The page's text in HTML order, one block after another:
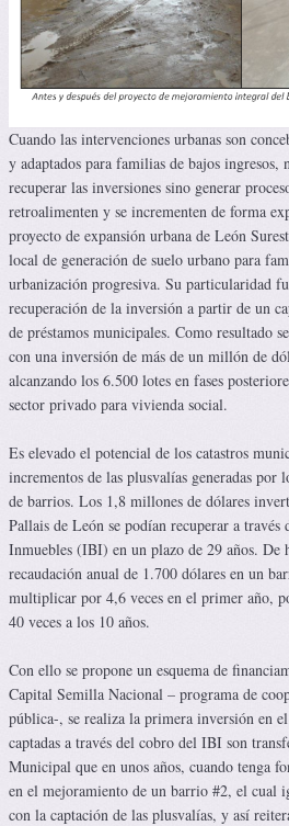
Cuando las intervenciones urbanas son
y adaptados para familias de bajos ingresos,
recuperar las inversiones sino generar
retroalimenten y se incrementen de forma
proyecto de expansión urbana de León
local de generación de suelo urbano para
urbanización progresiva. Su particularidad
recuperación de la inversión a partir de un
de préstamos municipales. Como resultado
con una inversión de más de un millón de
alcanzando los 6.500 lotes en fases
sector privado para vivienda social.
Es elevado el potencial de los catastros
incrementos de las plusvalías generadas por
de barrios. Los 1,8 millones de dólares
Pallais de León se podían recuperar a través
Inmuebles (IBI) en un plazo de 29 años. De
recaudación anual de 1.700 dólares en un
multiplicar por 4,6 veces en el primer año,
40 veces a los 10 años.
Con ello se propone un esquema de
Capital Semilla Nacional – programa de
pública-, se realiza la primera inversión en
captadas a través del cobro del IBI son
Municipal que en unos años, cuando tenga
en el mejoramiento de un barrio #2, el cual
con la captación de las plusvalías, y así